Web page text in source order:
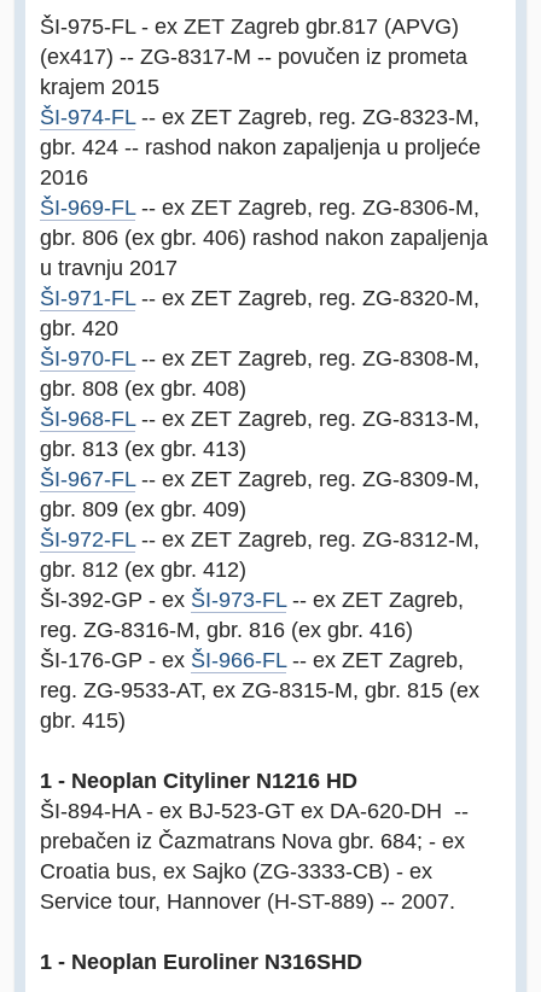
ŠI-975-FL - ex ZET Zagreb gbr.817 (APVG)
(ex417) -- ZG-8317-M -- povučen iz prometa
krajem 2015
ŠI-974-FL-- ex ZET Zagreb, reg. ZG-8323-M,
gbr. 424 -- rashod nakon zapaljenja u proljeće
2016
ŠI-969-FL-- ex ZET Zagreb, reg. ZG-8306-M,
gbr. 806 (ex gbr. 406) rashod nakon zapaljenja
u travnju 2017
ŠI-971-FL-- ex ZET Zagreb, reg. ZG-8320-M,
gbr. 420
ŠI-970-FL-- ex ZET Zagreb, reg. ZG-8308-M,
gbr. 808 (ex gbr. 408)
ŠI-968-FL-- ex ZET Zagreb, reg. ZG-8313-M,
gbr. 813 (ex gbr. 413)
ŠI-967-FL-- ex ZET Zagreb, reg. ZG-8309-M,
gbr. 809 (ex gbr. 409)
ŠI-972-FL-- ex ZET Zagreb, reg. ZG-8312-M,
gbr. 812 (ex gbr. 412)
ŠI-392-GP - ex ŠI-973-FL-- ex ZET Zagreb,
reg. ZG-8316-M, gbr. 816 (ex gbr. 416)
ŠI-176-GP - ex ŠI-966-FL-- ex ZET Zagreb,
reg. ZG-9533-AT, ex ZG-8315-M, gbr. 815 (ex
gbr. 415)
1 - Neoplan Cityliner N1216 HD
ŠI-894-HA - ex BJ-523-GT ex DA-620-DH --
prebačen iz Čazmatrans Nova gbr. 684; - ex
Croatia bus, ex Sajko (ZG-3333-CB) - ex
Service tour, Hannover (H-ST-889) -- 2007.
1 - Neoplan Euroliner N316SHD